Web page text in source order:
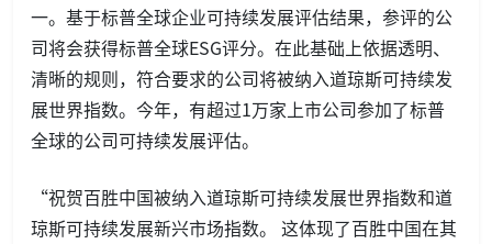
一。基于标普全球企业可持续发展评估结果，参评的公
司将会获得标普全球ESG评分。在此基础上依据透明、
清晰的规则，符合要求的公司将被纳入道琼斯可持续发
展世界指数。今年，有超过1万家上市公司参加了标普
全球的公司可持续发展评估。
“祝贺百胜中国被纳入道琼斯可持续发展世界指数和道
琼斯可持续发展新兴市场指数。 这体现了百胜中国在其